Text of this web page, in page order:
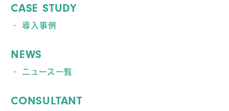
CASE STUDY
導入事例
NEWS
ニュース一覧
CONSULTANT